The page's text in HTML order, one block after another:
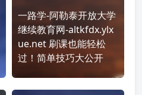
一路学-阿勒泰开放大学
继续教育网-altkfdx.ylx
ue.net 刷课也能轻松
过！简单技巧大公开